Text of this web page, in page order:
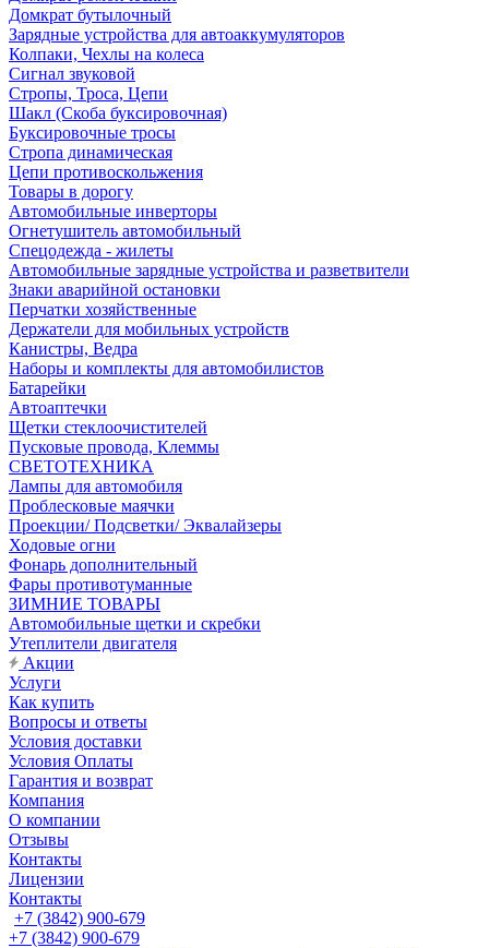
Домкрат бутылочный
Зарядные устройства для автоаккумуляторов
Колпаки, Чехлы на колеса
Сигнал звуковой
Стропы, Троса, Цепи
Шакл (Скоба буксировочная)
Буксировочные тросы
Стропа динамическая
Цепи противоскольжения
Товары в дорогу
Автомобильные инверторы
Огнетушитель автомобильный
Спецодежда - жилеты
Автомобильные зарядные устройства и разветвители
Знаки аварийной остановки
Перчатки хозяйственные
Держатели для мобильных устройств
Канистры, Ведра
Наборы и комплекты для автомобилистов
Батарейки
Автоаптечки
Щетки стеклоочистителей
Пусковые провода, Клеммы
СВЕТОТЕХНИКА
Лампы для автомобиля
Проблесковые маячки
Проекции/ Подсветки/ Эквалайзеры
Ходовые огни
Фонарь дополнительный
Фары противотуманные
ЗИМНИЕ ТОВАРЫ
Автомобильные щетки и скребки
Утеплители двигателя
Акции
Услуги
Как купить
Вопросы и ответы
Условия доставки
Условия Оплаты
Гарантия и возврат
Компания
О компании
Отзывы
Контакты
Лицензии
Контакты
+7 (3842) 900-679
+7 (3842) 900-679